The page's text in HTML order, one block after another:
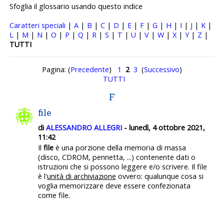
Sfoglia il glossario usando questo indice
Caratteri speciali |A | B |C | D | E | F |G | H | I | J | K |
L | M | N |O | P |Q | R |S | T |U |V |W |X |Y| Z |
TUTTI
Pagina: (Precedente) 1 2 3 (Successivo)
TUTTI
F
file
di ALESSANDRO ALLEGRI - lunedì, 4 ottobre 2021,
11:42
Il file è una porzione della memoria di massa
(disco, CDROM, pennetta, ...) contenente dati o
istruzioni che si possono leggere e/o scrivere. Il file
è l'unità di archiviazione ovvero: qualunque cosa si
voglia memorizzare deve essere confezionata
come file.